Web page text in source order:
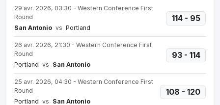
29 avr. 2026, 03:30 - Western Conference First
Round
San Antonio vs Portland
114 - 95
26 avr. 2026, 21:30 - Western Conference First
Round
Portland vs San Antonio
93 - 114
25 avr. 2026, 04:30 - Western Conference First
Round
Portland vs San Antonio
108 - 120